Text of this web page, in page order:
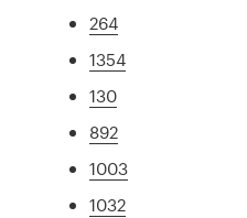
264
1354
130
892
1003
1032